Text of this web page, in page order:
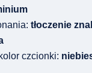
tłoczenie
czcionki: